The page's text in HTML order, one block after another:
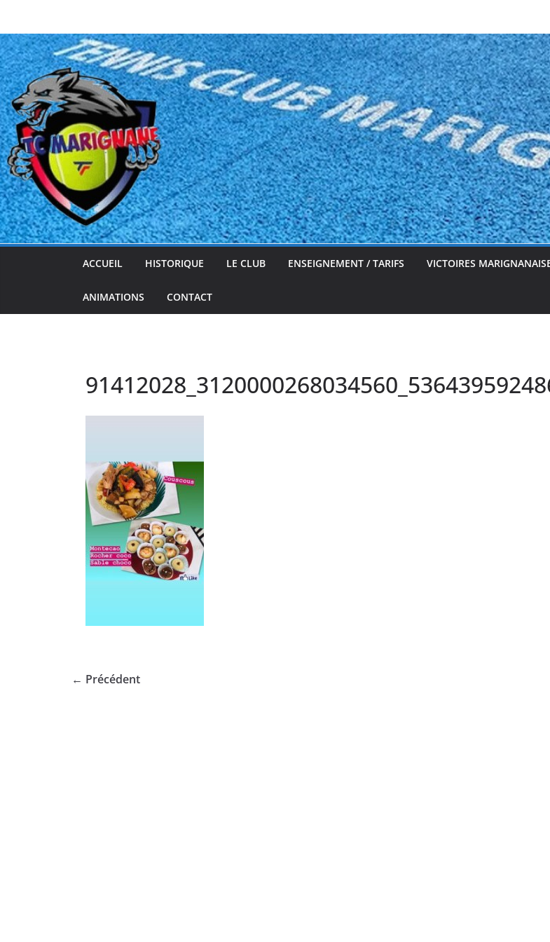
contenu
ACCUEIL HISTORIQUE LE CLUB ENSEIGNEMENT / TARIFS VICTOIRES
ANIMATIONS CONTACT
← Précédent